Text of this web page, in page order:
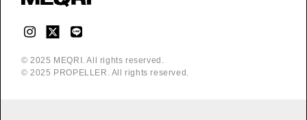
© 2025 MEQRI. All rights reserved.
© 2025 PROPELLER. All rights reserved.